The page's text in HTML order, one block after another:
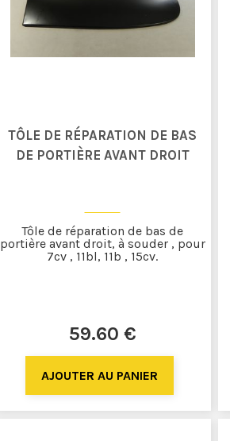
TÔLE DE RÉPARATION DE BAS
DE PORTIÈRE AVANT DROIT
59.60 €
Tôle de réparation de bas de
portière avant droit, à souder , pour
7cv , 11bl, 11b , 15cv.